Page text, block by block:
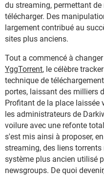
du streaming, permettant
télécharger. Des
largement contribué au
sites plus anciens.
Tout a commencé à
YggTorrent, le célèbre
technique de
portes, laissant des milliers
Profitant de la place laissée
les administrateurs de
voilure avec une refonte
s'est mis ainsi à proposer,
streaming, des liens
système plus ancien utilisé
newsgroups. De quoi